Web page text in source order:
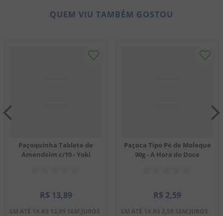
QUEM VIU TAMBÉM GOSTOU
Paçoquinha Tablete de
Amendoim c/10 - Yoki
R$ 13,89
EM ATÉ 1X R$ 13,89 SEM JUROS
Paçoca Tipo Pé de Moleque
90g - A Hora do Doce
R$ 2,59
EM ATÉ 1X R$ 2,59 SEM JUROS